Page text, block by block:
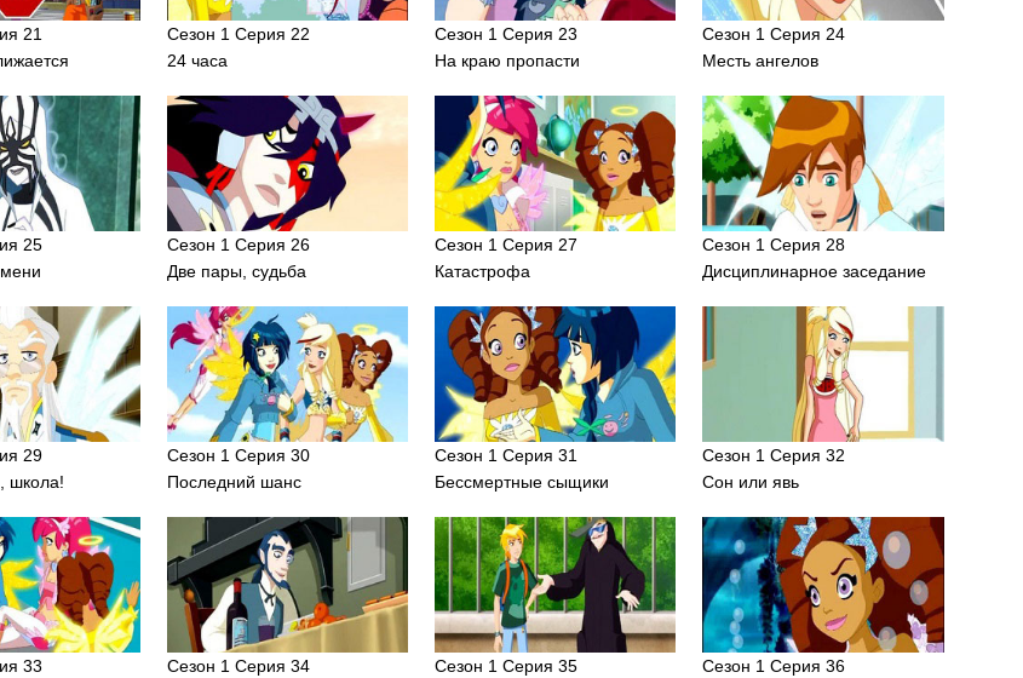
21
Сезон 1 Серия 22
24 часа
Сезон 1 Серия 23
На краю пропасти
Сезон 1 Серия 24
Месть ангелов
25
Сезон 1 Серия 26
Две пары, судьба
Сезон 1 Серия 27
Катастрофа
Сезон 1 Серия 28
Дисциплинарное заседание
29
школа!
Сезон 1 Серия 30
Последний шанс
Сезон 1 Серия 31
Бессмертные сыщики
Сезон 1 Серия 32
Сон или явь
33
Сезон 1 Серия 34
Сезон 1 Серия 35
Сезон 1 Серия 36